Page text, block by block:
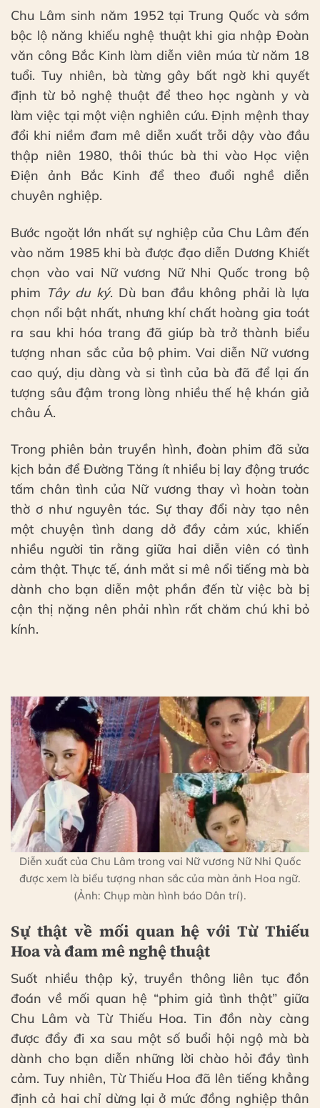
Chu Lâm sinh năm 1952 tại Trung Quốc và sớm
bộc lộ năng khiếu nghệ thuật khi gia nhập Đoàn
văn công Bắc Kinh làm diễn viên múa từ năm 18
tuổi. Tuy nhiên, bà từng gây bất ngờ khi quyết
định từ bỏ nghệ thuật để theo học ngành y và
làm việc tại một viện nghiên cứu. Định mệnh thay
đổi khi niềm đam mê diễn xuất trỗi dậy vào đầu
thập niên 1980, thôi thúc bà thi vào Học viện
Điện ảnh Bắc Kinh để theo đuổi nghề diễn
chuyên nghiệp.
Bước ngoặt lớn nhất sự nghiệp của Chu Lâm đến
vào năm 1985 khi bà được đạo diễn Dương Khiết
chọn vào vai Nữ vương Nữ Nhi Quốc trong bộ
phim Tây du ký. Dù ban đầu không phải là lựa
chọn nổi bật nhất, nhưng khí chất hoàng gia toát
ra sau khi hóa trang đã giúp bà trở thành biểu
tượng nhan sắc của bộ phim. Vai diễn Nữ vương
cao quý, dịu dàng và si tình của bà đã để lại ấn
tượng sâu đậm trong lòng nhiều thế hệ khán giả
châu Á.
Trong phiên bản truyền hình, đoàn phim đã sửa
kịch bản để Đường Tăng ít nhiều bị lay động trước
tấm chân tình của Nữ vương thay vì hoàn toàn
thờ ơ như nguyên tác. Sự thay đổi này tạo nên
một chuyện tình dang dở đầy cảm xúc, khiến
nhiều người tin rằng giữa hai diễn viên có tình
cảm thật. Thực tế, ánh mắt si mê nổi tiếng mà bà
dành cho bạn diễn một phần đến từ việc bà bị
cận thị nặng nên phải nhìn rất chăm chú khi bỏ
kính.
Diễn xuất của Chu Lâm trong vai Nữ vương Nữ Nhi Quốc
được xem là biểu tượng nhan sắc của màn ảnh Hoa ngữ.
(Ảnh: Chụp màn hình báo Dân trí).
Sự thật về mối quan hệ với Từ Thiếu
Hoa và đam mê nghệ thuật
Suốt nhiều thập kỷ, truyền thông liên tục đồn
đoán về mối quan hệ “phim giả tình thật” giữa
Chu Lâm và Từ Thiếu Hoa. Tin đồn này càng
được đẩy đi xa sau một số buổi hội ngộ mà bà
dành cho bạn diễn những lời chào hỏi đầy tình
cảm. Tuy nhiên, Từ Thiếu Hoa đã lên tiếng khẳng
định cả hai chỉ dừng lại ở mức đồng nghiệp thân